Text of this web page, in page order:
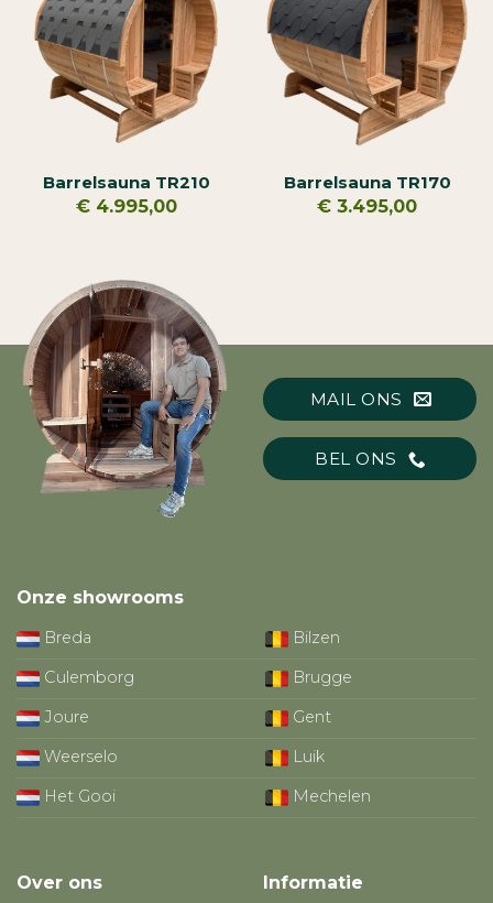
Barrelsauna TR210
€4.995,00
Barrelsauna TR170
€ 3.495,00
MAIL ONS
BEL ONS
Onze showrooms
Breda
Bilzen
Culemborg
Brugge
Joure
Gent
Weerselo
Luik
Het Gooi
Mechelen
Over ons
Informatie